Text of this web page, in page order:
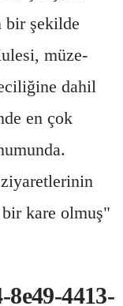
bir şekilde
müze-
dahil
en çok
kare olmuş"
4413-